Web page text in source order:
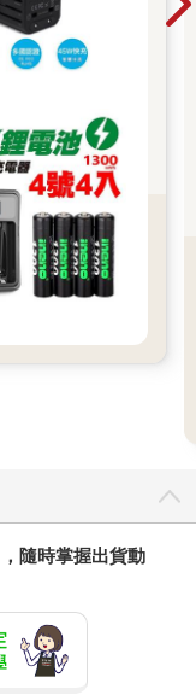
成分。大學時代他
日本女孩來台研究侯
發現這位日本女生與
之後，才曉得她正是
持聯繫，並且墜入情
子在家鄉工作，每
為一名跑國會新聞
牽引來的「鐵道良
以後，我相信仙履奇
火車頭。
都是具有魔法的神
的忠實描述，他們對
中為鐵道拋家棄女的
在寒冬夜晚躲在厚雪
畫面——這種瘋狂的
魔的神奇事物。
隨時掌握出貨動